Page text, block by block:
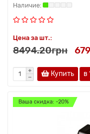
Цена за шт.:
8494.20грн
Купить в
Ваша скидка: -20%